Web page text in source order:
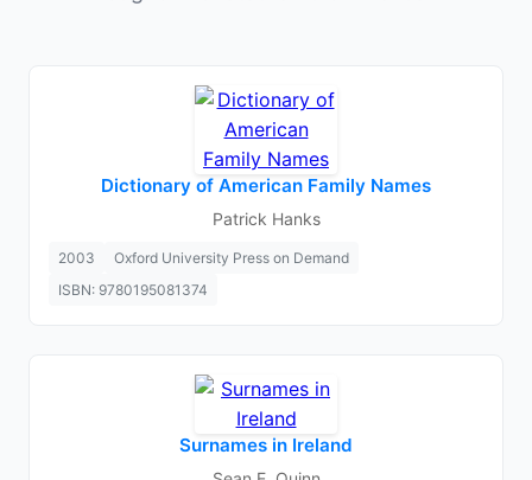
Dictionary of American Family Names
Patrick Hanks
2003
Oxford University Press on Demand
ISBN: 9780195081374
Surnames in Ireland